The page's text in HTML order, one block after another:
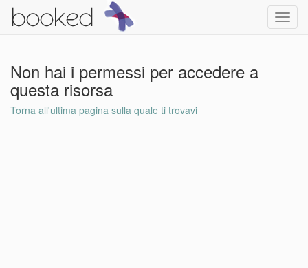
Non hai i permessi per accedere a
questa risorsa
Torna all'ultima pagina sulla quale ti trovavi